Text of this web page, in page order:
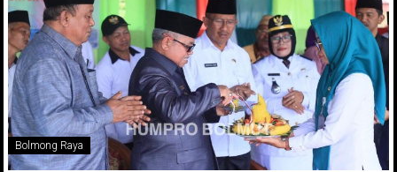
Bolmong Raya